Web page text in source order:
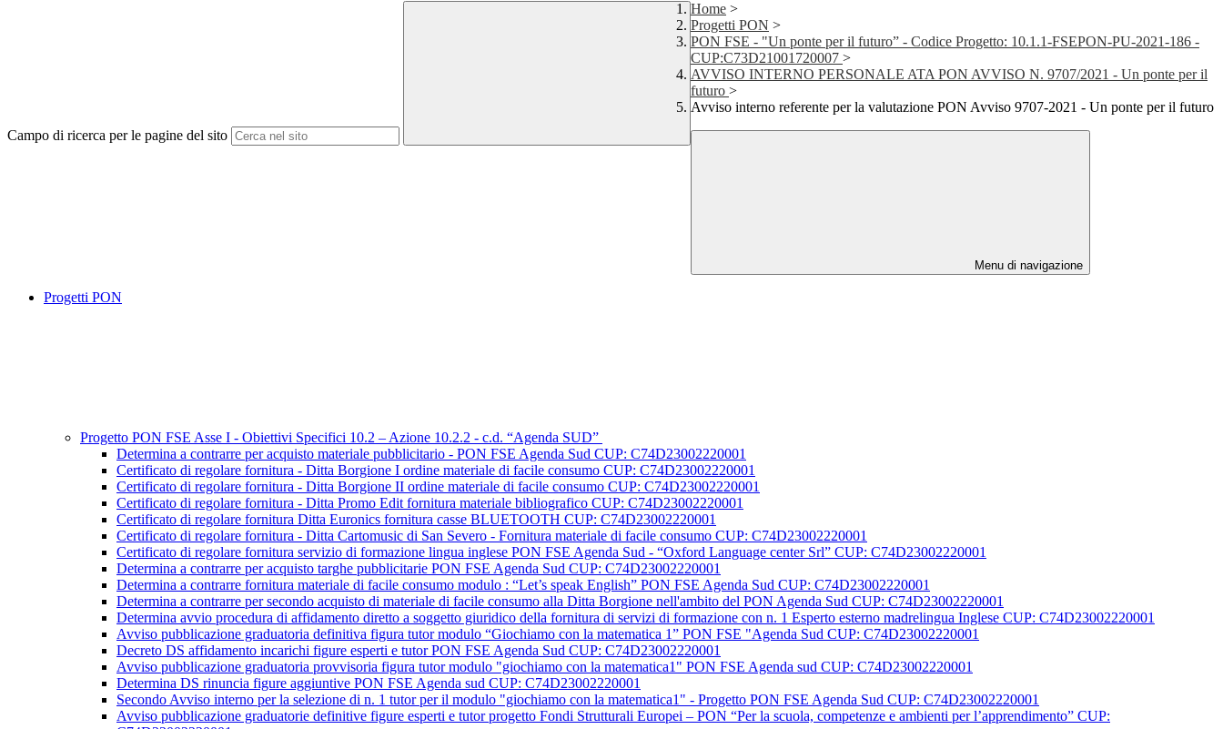
Campo di ricerca per le pagine del sito
Home >
Progetti PON >
PON FSE - "Un ponte per il futuro” - Codice Progetto: 10.1.1-FSEPON-PU-2021-186 -
CUP:C73D21001720007 >
AVVISO INTERNO PERSONALE ATA PON AVVISO N. 9707/2021 - Un ponte per il
futuro >
Avviso interno referente per la valutazione PON Avviso 9707-2021 - Un ponte per il futuro
Menu di navigazione
Progetti PON
Progetto PON FSE Asse I - Obiettivi Specifici 10.2 – Azione 10.2.2 - c.d. “Agenda SUD”
Determina a contrarre per acquisto materiale pubblicitario - PON FSE Agenda Sud CUP: C74D23002220001
Certificato di regolare fornitura - Ditta Borgione I ordine materiale di facile consumo CUP: C74D23002220001
Certificato di regolare fornitura - Ditta Borgione II ordine materiale di facile consumo CUP: C74D23002220001
Certificato di regolare fornitura - Ditta Promo Edit fornitura materiale bibliografico CUP: C74D23002220001
Certificato di regolare fornitura Ditta Euronics fornitura casse BLUETOOTH CUP: C74D23002220001
Certificato di regolare fornitura - Ditta Cartomusic di San Severo - Fornitura materiale di facile consumo CUP: C74D23002220001
Certificato di regolare fornitura servizio di formazione lingua inglese PON FSE Agenda Sud - “Oxford Language center Srl” CUP: C74D23002220001
Determina a contrarre per acquisto targhe pubblicitarie PON FSE Agenda Sud CUP: C74D23002220001
Determina a contrarre fornitura materiale di facile consumo modulo : “Let’s speak English” PON FSE Agenda Sud CUP: C74D23002220001
Determina a contrarre per secondo acquisto di materiale di facile consumo alla Ditta Borgione nell'ambito del PON Agenda Sud CUP: C74D23002220001
Determina avvio procedura di affidamento diretto a soggetto giuridico della fornitura di servizi di formazione con n. 1 Esperto esterno madrelingua Inglese CUP: C74D23002220001
Avviso pubblicazione graduatoria definitiva figura tutor modulo “Giochiamo con la matematica 1” PON FSE "Agenda Sud CUP: C74D23002220001
Decreto DS affidamento incarichi figure esperti e tutor PON FSE Agenda Sud CUP: C74D23002220001
Avviso pubblicazione graduatoria provvisoria figura tutor modulo "giochiamo con la matematica1" PON FSE Agenda sud CUP: C74D23002220001
Determina DS rinuncia figure aggiuntive PON FSE Agenda sud CUP: C74D23002220001
Secondo Avviso interno per la selezione di n. 1 tutor per il modulo "giochiamo con la matematica1" - Progetto PON FSE Agenda Sud CUP: C74D23002220001
Avviso pubblicazione graduatorie definitive figure esperti e tutor progetto Fondi Strutturali Europei – PON “Per la scuola, competenze e ambienti per l’apprendimento” CUP: